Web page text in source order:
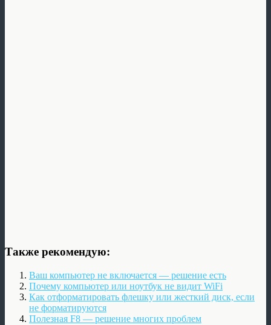
Также рекомендую:
Ваш компьютер не включается — решение есть
Почему компьютер или ноутбук не видит WiFi
Как отформатировать флешку или жесткий диск, если
не форматируются
Полезная F8 — решение многих проблем